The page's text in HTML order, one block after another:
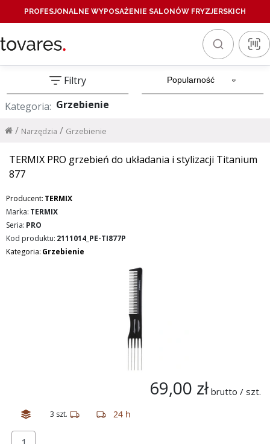
PROFESJONALNE WYPOSAŻENIE SALONÓW FRYZJERSKICH
Filtry
Kategoria: Grzebienie
Grzebienie
/
Narzędzia
/
TERMIX PRO grzebień do układania i stylizacji Titanium
877
Producent: TERMIX
Marka: TERMIX
Seria: PRO
Kod produktu: 2111014_PE-TI877P
Kategoria: Grzebienie
69,00 zł brutto / szt.
3 szt. 24 h